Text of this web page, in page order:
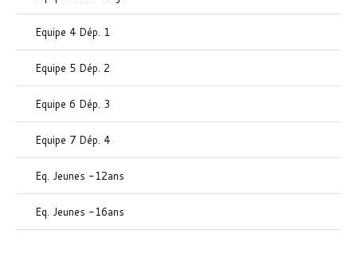
Equipe 4 Dép. 1
Equipe 5 Dép. 2
Equipe 6 Dép. 3
Equipe 7 Dép. 4
Eq. Jeunes -12ans
Eq. Jeunes -16ans